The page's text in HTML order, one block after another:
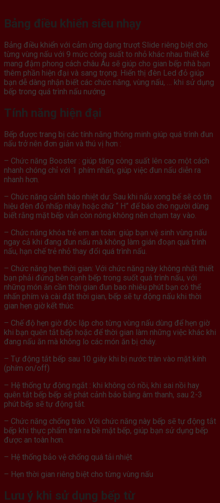
Bảng điều khiển siêu nhạy
Bảng điều khiển với cảm ứng dạng trượt Slide riêng biệt cho
từng vùng nấu với 9 mức công suất to nhỏ khác nhau thiết kế
mang đậm phong cách châu Âu sẽ giúp cho gian bếp nhà bạn
thêm phần hiện đại và sang trọng. Hiển thị đèn Led đỏ giúp
bạn dễ dàng nhận biết các chức năng, vùng nấu, … khi sử dụng
bếp trong quá trình nấu nướng.
Tính năng hiện đại
Bếp được trang bị các tính năng thông minh giúp quá trình đun
nấu trở nên đơn giản và thú vị hơn :
– Chức năng Booster : giúp tăng công suất lên cao một cách
nhanh chóng chỉ với 1 phím nhấn, giúp việc đun nấu diễn ra
nhanh hơn.
– Chức năng cảnh báo nhiệt dư: Sau khi nấu xong bế sẽ có tín
hiệu đèn đỏ nhấp nháy hoặc chữ “ H” để báo cho người dùng
biết rằng mặt bếp vẫn còn nóng không nên chạm tay vào.
– Chức năng khóa trẻ em an toàn: giúp bạn vệ sinh vùng nấu
ngay cả khi đang đun nấu mà không làm gián đoạn quá trình
nấu, hạn chế trẻ nhỏ thay đổi quá trình nấu.
– Chức năng hẹn thời gian: Với chức năng này không nhất thiết
bạn phải đứng bên cạnh bếp trong suốt quá trình nấu, với
những món ăn cần thời gian đun bao nhiêu phút bạn có thể
nhấn phím và cài đặt thời gian, bếp sẽ tự động nấu khi thời
gian hẹn giờ kết thúc.
– Chế độ hẹn giờ độc lập cho từng vùng nấu dùng để hẹn giờ
khi bạn quên tắt bếp hoặc để thời gian làm những việc khác khi
đang nấu ăn mà không lo các món ăn bị cháy.
– Tự động tắt bếp sau 10 giây khi bị nước tràn vào mặt kính
(phím on/off)
– Hệ thống tự động ngắt : khi không có nồi, khi sai nồi hay
quên tắt bếp bếp sẽ phát cảnh báo bằng âm thanh, sau 2-3
phút bếp sẽ tự động tắt.
– Chức năng chống trào: Với chức năng này bếp sẽ tự động tắt
bếp khi thực phẩm tràn ra bề mặt bếp, giúp bạn sử dụng bếp
được an toàn hơn.
– Hệ thống bảo vệ chống quá tải nhiệt
– Hẹn thời gian riêng biệt cho từng vùng nấu
Lưu ý khi sử dụng bếp từ